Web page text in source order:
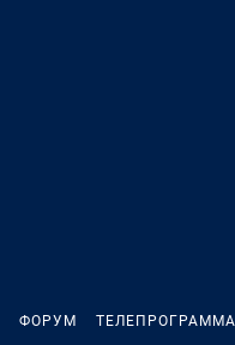
ФОРУМ ТЕЛЕПРОГРАММА